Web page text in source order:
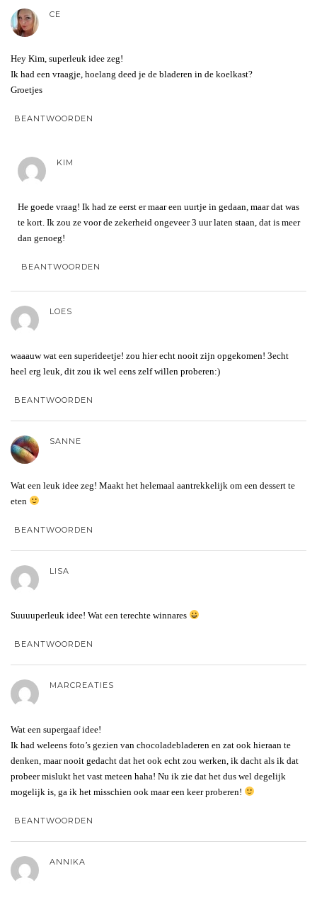
CE
Hey Kim, superleuk idee zeg!
Ik had een vraagje, hoelang deed je de bladeren in de koelkast?
Groetjes
BEANTWOORDEN
KIM
He goede vraag! Ik had ze eerst er maar een uurtje in gedaan, maar dat was
te kort. Ik zou ze voor de zekerheid ongeveer 3 uur laten staan, dat is meer
dan genoeg!
BEANTWOORDEN
LOES
waaauw wat een superideetje! zou hier echt nooit zijn opgekomen! 3echt
heel erg leuk, dit zou ik wel eens zelf willen proberen:)
BEANTWOORDEN
SANNE
Wat een leuk idee zeg! Maakt het helemaal aantrekkelijk om een dessert te
eten
BEANTWOORDEN
LISA
Suuuuperleuk idee! Wat een terechte winnares
BEANTWOORDEN
MARCREATIES
Wat een supergaaf idee!
Ik had weleens foto’s gezien van chocoladebladeren en zat ook hieraan te
denken, maar nooit gedacht dat het ook echt zou werken, ik dacht als ik dat
probeer mislukt het vast meteen haha! Nu ik zie dat het dus wel degelijk
mogelijk is, ga ik het misschien ook maar een keer proberen!
BEANTWOORDEN
ANNIKA